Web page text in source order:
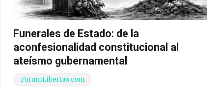
Funerales de Estado: de la
aconfesionalidad constitucional al
ateísmo gubernamental
ForumLibertas.com